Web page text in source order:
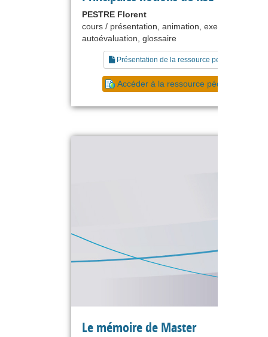
PESTRE Florent
cours / présentation, animation, exercice,
autoévaluation, glossaire
Présentation de la ressource pédagogique
Accéder à la ressource pédagogique
Le mémoire de Master